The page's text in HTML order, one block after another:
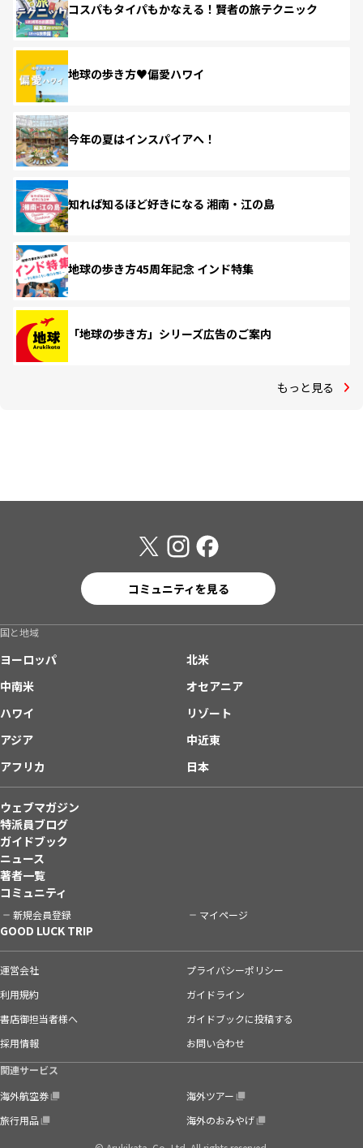
コスパもタイパもかなえる！賢者の旅テクニック
地球の歩き方♥偏愛ハワイ
今年の夏はインスパイアへ！
知れば知るほど好きになる 湘南・江の島
地球の歩き方45周年記念 インド特集
「地球の歩き方」シリーズ広告のご案内
もっと見る
コミュニティを見る
国と地域
ヨーロッパ
北米
中南米
オセアニア
ハワイ
リゾート
アジア
中近東
アフリカ
日本
ウェブマガジン
特派員ブログ
ガイドブック
ニュース
著者一覧
コミュニティ
新規会員登録 マイページ
GOOD LUCK TRIP
運営会社
プライバシーポリシー
利用規約
ガイドライン
書店御担当者様へ
ガイドブックに投稿する
採用情報
お問い合わせ
関連サービス
海外航空券
海外ツアー
旅行用品
海外のおみやげ